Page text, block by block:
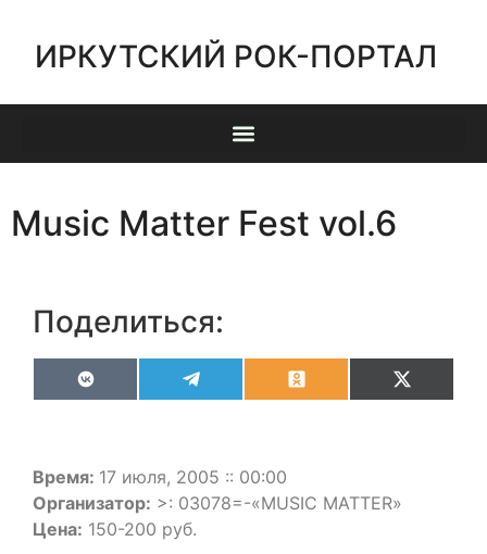
ИРКУТСКИЙ РОК-ПОРТАЛ
Music Matter Fest vol.6
Поделиться:
VK OdnoklassnikiX
(Twitter)
Время: 17 июля, 2005 :: 00:00
Организатор: >: 03078=-«MUSIC MATTER»
Цена: 150-200 руб.